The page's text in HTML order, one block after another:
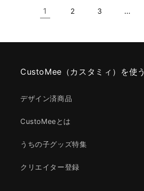
1 2 3 …
CustoMee（カスタミィ）を使う
デザイン済商品
CustoMeeとは
うちの子グッズ特集
クリエイター登録